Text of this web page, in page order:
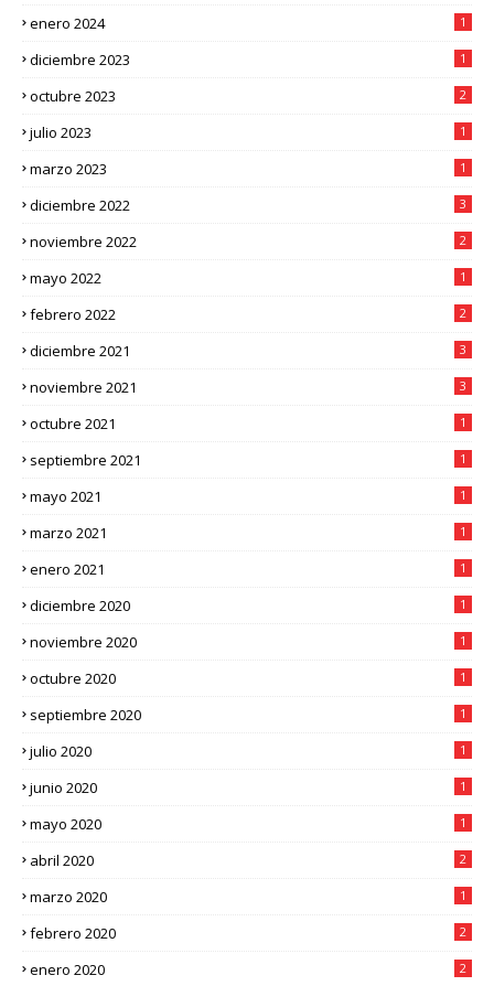
enero 2024 1
diciembre 2023 1
octubre 2023 2
julio 2023 1
marzo 2023 1
diciembre 2022 3
noviembre 2022 2
mayo 2022 1
febrero 2022 2
diciembre 2021 3
noviembre 2021 3
octubre 2021 1
septiembre 2021 1
mayo 2021 1
marzo 2021 1
enero 2021 1
diciembre 2020 1
noviembre 2020 1
octubre 2020 1
septiembre 2020 1
julio 2020 1
junio 2020 1
mayo 2020 1
abril 2020 2
marzo 2020 1
febrero 2020 2
enero 2020 2